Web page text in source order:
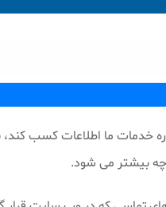
خدمات ما اطلاعات کسب کند،
چه بیشتر می شود.